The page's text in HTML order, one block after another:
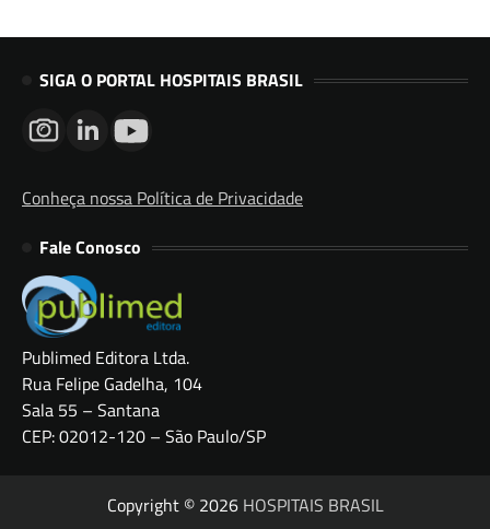
SIGA O PORTAL HOSPITAIS BRASIL
Conheça nossa Política de Privacidade
Fale Conosco
Publimed Editora Ltda.
Rua Felipe Gadelha, 104
Sala 55 – Santana
CEP: 02012-120 – São Paulo/SP
Copyright © 2026 HOSPITAIS BRASIL